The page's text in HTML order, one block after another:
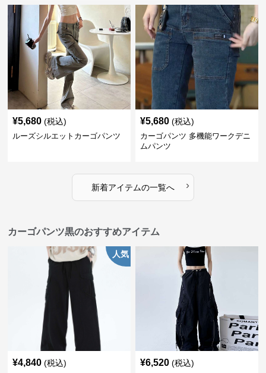
¥5,680 (税込)
ルーズシルエットカーゴパンツ
¥5,680 (税込)
カーゴパンツ 多機能ワークデニ
ムパンツ
新着アイテムの一覧へ ›
カーゴパンツ黒のおすすめアイテム
人気
¥4,840 (税込) ¥6,520 (税込)